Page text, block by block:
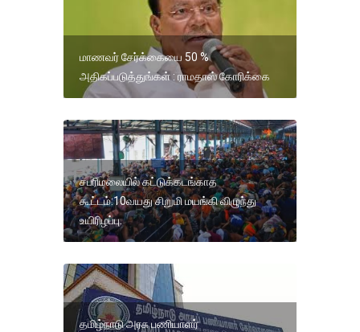
மாணவர் சேர்க்கையை 50 %
அதிகப்படுத்துங்கள் : ராமதாஸ் கோரிக்கை
சபரிமலையில் கட்டுக்கடங்காத
கூட்டம்:10வயது சிறுமி மயங்கி விழுந்து
உயிரிழப்பு.
தமிழ்நாடு அரசு பணியாளர்